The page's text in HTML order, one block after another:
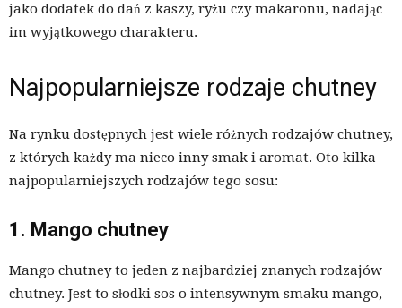
jako dodatek do dań z kaszy, ryżu czy makaronu, nadając
im wyjątkowego charakteru.
Najpopularniejsze rodzaje chutney
Na rynku dostępnych jest wiele różnych rodzajów chutney,
z których każdy ma nieco inny smak i aromat. Oto kilka
najpopularniejszych rodzajów tego sosu:
1. Mango chutney
Mango chutney to jeden z najbardziej znanych rodzajów
chutney. Jest to słodki sos o intensywnym smaku mango,